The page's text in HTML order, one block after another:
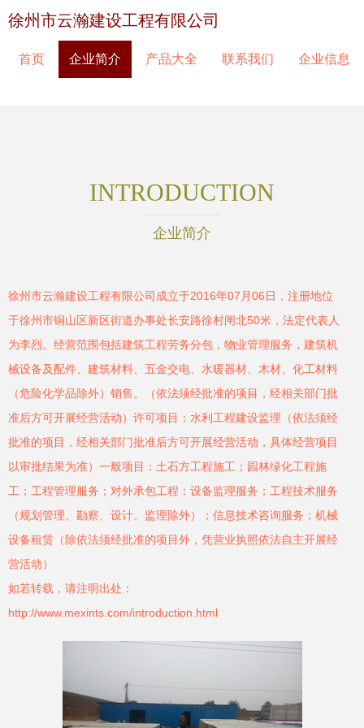
徐州市云瀚建设工程有限公司
首页 企业简介 产品大全 联系我们 企业信息
INTRODUCTION
企业简介
徐州市云瀚建设工程有限公司成立于2016年07月06日，注册地位
于徐州市铜山区新区街道办事处长安路徐村闸北50米，法定代表人
为李烈。经营范围包括建筑工程劳务分包，物业管理服务，建筑机
械设备及配件、建筑材料、五金交电、水暖器材、木材、化工材料
（危险化学品除外）销售。（依法须经批准的项目，经相关部门批
准后方可开展经营活动）许可项目：水利工程建设监理（依法须经
批准的项目，经相关部门批准后方可开展经营活动，具体经营项目
以审批结果为准）一般项目：土石方工程施工；园林绿化工程施
工；工程管理服务；对外承包工程；设备监理服务；工程技术服务
（规划管理、勘察、设计、监理除外）；信息技术咨询服务；机械
设备租赁（除依法须经批准的项目外，凭营业执照依法自主开展经
营活动）
如若转载，请注明出处：
http://www.mexints.com/introduction.html